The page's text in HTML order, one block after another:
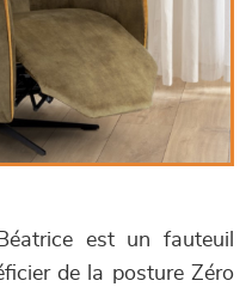
est un fauteuil
de la posture Zéro